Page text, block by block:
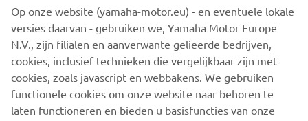
Op onze website (yamaha-motor.eu) - en eventuele lokale
versies daarvan - gebruiken we, Yamaha Motor Europe
N.V., zijn filialen en aanverwante gelieerde bedrijven,
cookies, inclusief technieken die vergelijkbaar zijn met
cookies, zoals javascript en webbakens. We gebruiken
functionele cookies om onze website naar behoren te
laten functioneren en bieden u basisfuncties van onze